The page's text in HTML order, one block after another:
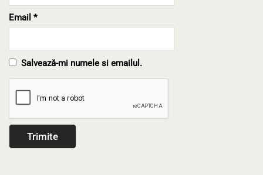
Email *
Salvează-mi numele si emailul.